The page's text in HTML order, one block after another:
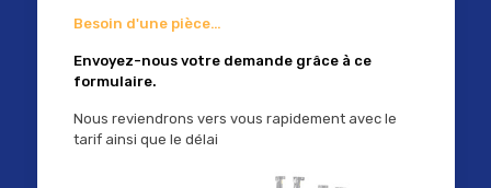
Besoin d'une pièce…
Envoyez-nous votre demande grâce à ce
formulaire.
Nous reviendrons vers vous rapidement avec le
tarif ainsi que le délai